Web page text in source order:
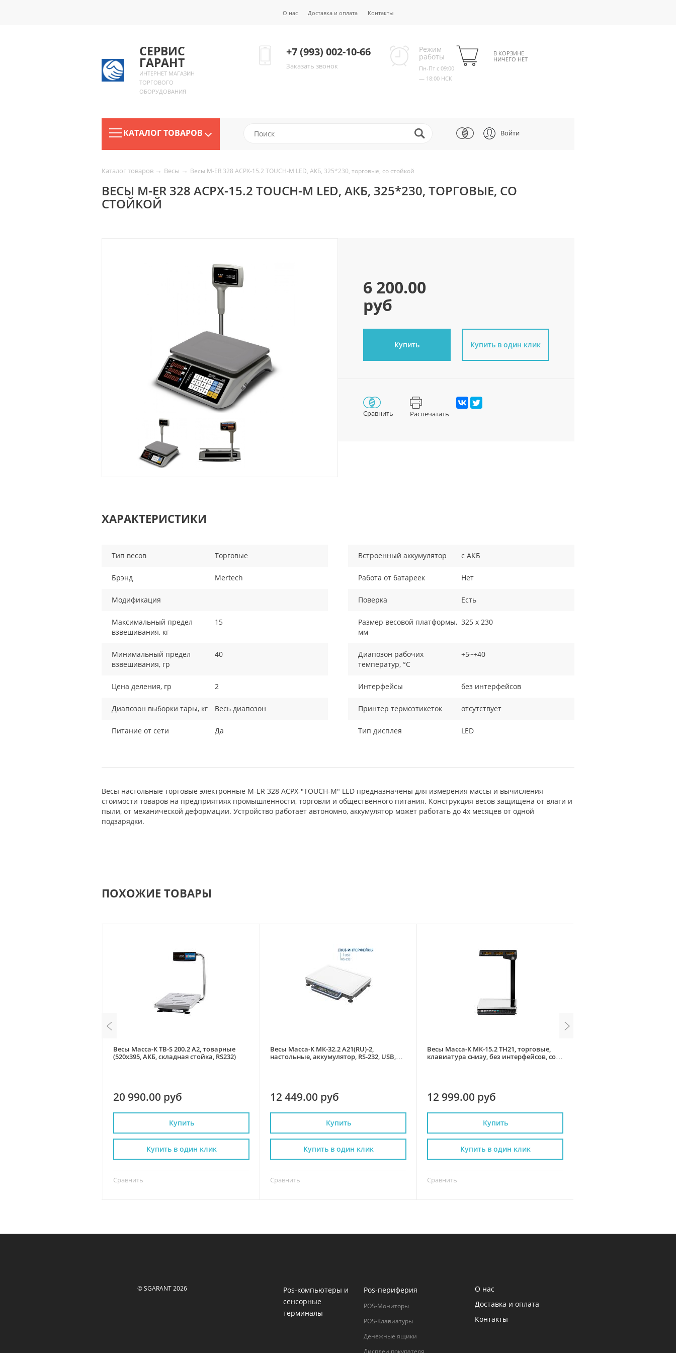
О нас Доставка и оплата Контакты
СЕРВИС
ГАРАНТ
ИНТЕРНЕТ МАГАЗИН
ТОРГОВОГО
ОБОРУДОВАНИЯ
+7 (993) 002-10-66
Заказать звонок
Режим
работы
Пн-Пт с 09:00
— 18:00 НСК
В КОРЗИНЕ
НИЧЕГО НЕТ
КАТАЛОГ ТОВАРОВ Войти
Каталог товаров → Весы → Весы M-ER 328 ACPX-15.2 TOUCH-M LED, АКБ, 325*230, торговые, со стойкой
ВЕСЫ M-ER 328 ACPX-15.2 TOUCH-M LED, АКБ, 325*230, ТОРГОВЫЕ, СО
СТОЙКОЙ
6 200.00
руб
Купить Купить в один клик
Сравнить Распечатать
ХАРАКТЕРИСТИКИ
Тип весов Торговые
Брэнд Mertech
Модификация
Максимальный предел
взвешивания, кг
15
Минимальный предел
взвешивания, гр
40
Цена деления, гр 2
Диапозон выборки тары, кг Весь диапозон
Питание от сети Да
Встроенный аккумулятор с АКБ
Работа от батареек Нет
Поверка Есть
Размер весовой платформы,
мм
325 х 230
Диапозон рабочих
температур, °С
+5~+40
Интерфейсы без интерфейсов
Принтер термоэтикеток отсутствует
Тип дисплея LED
Весы настольные торговые электронные M-ER 328 ACPX-"TOUCH-M" LED предназначены для измерения массы и вычисления
стоимости товаров на предприятиях промышленности, торговли и общественного питания. Конструкция весов защищена от влаги и
пыли, от механической деформации. Устройство работает автономно, аккумулятор может работать до 4х месяцев от одной
подзарядки.
ПОХОЖИЕ ТОВАРЫ
Весы Масса-К ТВ-S 200.2 А2, товарные
(520х395, АКБ, складная стойка, RS232)
20 990.00 руб
Купить
Сравнить
Купить в один клик
Весы Масса-К МК-32.2 А21(RU)-2,
настольные, аккумулятор, RS-232, USB,
12 449.00 руб
Купить
Сравнить
Купить в один клик
Весы Масса-К МК-15.2 ТН21, торговые,
клавиатура снизу, без интерфейсов, со
12 999.00 руб
Купить
Сравнить
Купить в один клик
© SGARANT 2026
Pos-компьютеры и
сенсорные
терминалы
Pos-периферия
POS-Мониторы
POS-Клавиатуры
Денежные ящики
Дисплеи покупателя
О нас
Доставка и оплата
Контакты